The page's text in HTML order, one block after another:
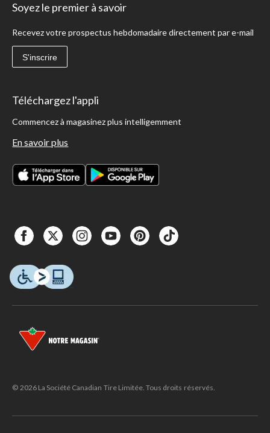
Soyez le premier à savoir
Recevez votre prospectus hebdomadaire directement par e-mail
S'inscrire
Téléchargez l'appli
Commencez à magasinez plus intelligemment
En savoir plus
© 2026 La Société Canadian Tire Limitée. Tous droits réservés.